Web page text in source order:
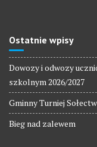
Ostatnie wpisy
Dowozy i odwozy
szkolnym 2026/2027
Gminny Turniej
Bieg nad zalewem